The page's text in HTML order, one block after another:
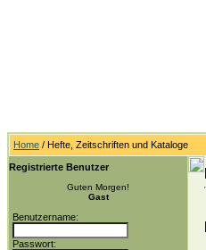
Home / Hefte, Zeitschriften und Kataloge
Registrierte Benutzer
Guten Morgen!
Gast
Benutzername:
Passwort: